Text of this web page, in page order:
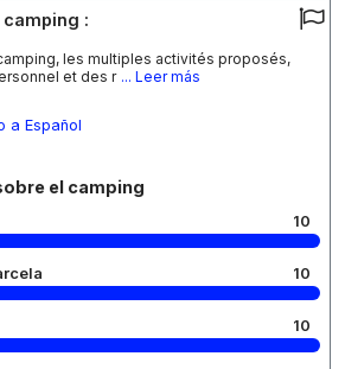
:
les multiples activités proposés,
et des r ... Leer más
a Español
el camping
10
10
10